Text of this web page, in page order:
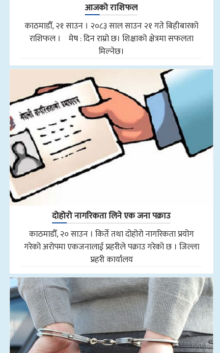
आजको राशिफल
काठमाडौँ, २१ साउन । २०८३ साल साउन २१ गते बिहीबारको
राशिफल । मेष : दिन राम्रो छ। शिक्षाको क्षेत्रमा सफलता
मिल्नेछ।
दोहोरो नागरिकता लिने एक जना पक्राउ
काठमाडौँ, २० साउन । किर्ते तथा दोहोरो नागरिकता प्रयोग
गरेको अरोपमा एकजनालाई प्रहरीले पक्राउ गरेको छ । जिल्ला
प्रहरी कार्यालय